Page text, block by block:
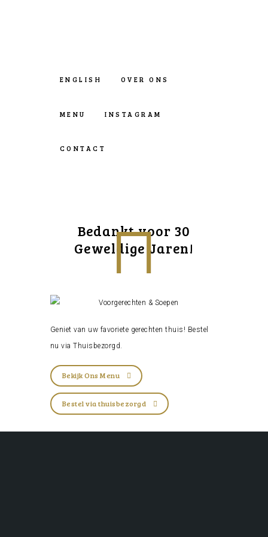
ENGLISH OVER ONS
MENU INSTAGRAM
CONTACT
Bedankt voor 30
Geweldige Jaren!
Geniet van uw favoriete gerechten thuis! Bestel
nu viaThuisbezorgd
Bekijk Ons Menu
Bestel via thuisbezorgd